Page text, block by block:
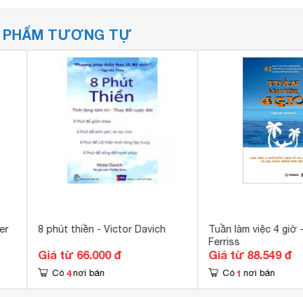
PHẨM TƯƠNG TỰ
8 phút thiền - Victor Davich
Giá từ 66.000 đ
Có 4 nơi bán
Tuần làm việc 4 giờ
Ferriss
Giá từ 88.549 đ
Có 1 nơi bán